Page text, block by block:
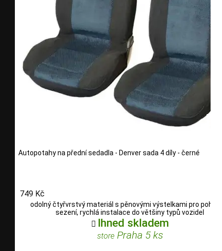
Autopotahy na přední sedadla - Denver sada 4 díly - černé
749 Kč
odolný čtyřvrstvý materiál s pěnovými výstelkami pro
sezení, rychlá instalace do většiny typů vozidel
 Ihned skladem
storePraha 5 ks